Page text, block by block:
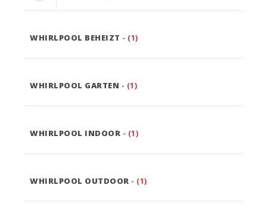
WHIRLPOOL BEHEIZT - (1)
WHIRLPOOL GARTEN - (1)
WHIRLPOOL INDOOR - (1)
WHIRLPOOL OUTDOOR - (1)